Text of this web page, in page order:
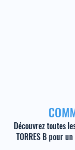
Découvrez toutes
TORRES B pour